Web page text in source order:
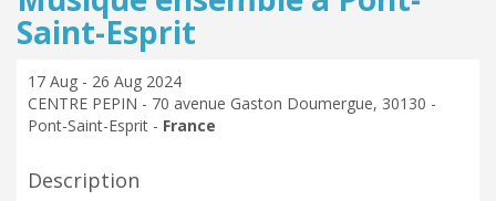
Saint-Esprit
17 Aug - 26 Aug 2024
CENTRE PEPIN - 70 avenue Gaston Doumergue, 30130 -
Pont-Saint-Esprit - France
Description